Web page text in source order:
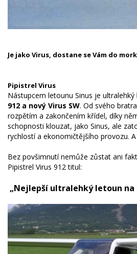
Je jako Virus, dostane se Vám do
Pipistrel Virus
Nástupcem letounu Sinus je ultralehký
912 a nový Virus SW. Od svého
rozpětím a zakončením křídel, díky
schopnosti klouzat, jako Sinus, ale
rychlostí a ekonomičtějšího provozu.
Bez povšimnutí nemůže zůstat ani
Pipistrel Virus 912 titul:
„Nejlepší ultralehký letoun na